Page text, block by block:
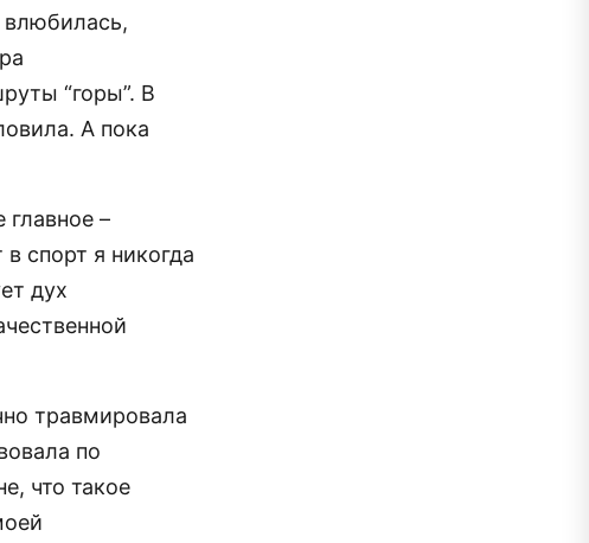
влюбилась,
“горы”. В
А пока
главное –
спорт я никогда
дух
травмировала
по
что такое